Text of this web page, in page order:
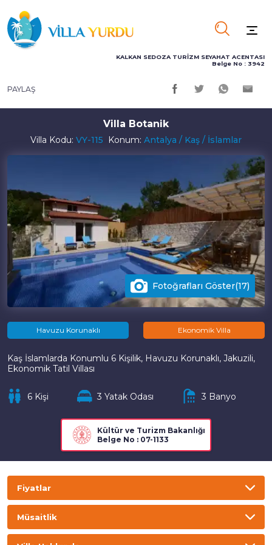
KALKAN SEDOZA TURİZM SEYAHAT ACENTASI
Belge No : 3942
PAYLAŞ
Havuzu Korunaklı Ekonomik Villa
Kaş İslamlarda Konumlu 6 Kişilik, Havuzu Korunaklı, Jakuzili,
Ekonomik Tatil Villası
6 Kişi 3 Yatak Odası 3 Banyo
Kültür ve Turizm Bakanlığı
Belge No : 07-1133
Villa Botanik
Villa Kodu: VY-115 Konum: Antalya / Kaş / İslamlar
Fotoğrafları Göster(17)
Fiyatlar
Gecelik Haftalık
Müsaitlik